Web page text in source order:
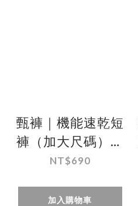
甄褲｜機能速乾短
褲（加大尺碼）｜
中腰五分・機能速
NT$690
加入購物車